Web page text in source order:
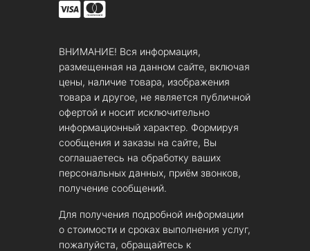
ВНИМАНИЕ! Вся информация,
размещенная на данном сайте, включая
цены, наличие товара, изображения
товара и другое, не является публичной
офертой и носит исключительно
информационный характер. Формируя
сообщения и заказы на сайте, Вы
соглашаетесь на обработку ваших
персональных данных, приём звонков,
получение сообщений.
Для получения подробной информации
о стоимости и сроках выполнения услуг,
пожалуйста, обращайтесь к